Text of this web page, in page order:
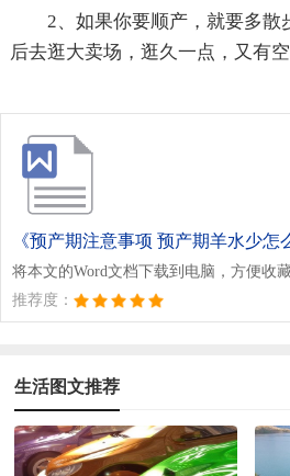
2、如果你要顺产，就要多散
后去逛大卖场，逛久一点，又有空
《预产期注意事项 预产期羊水少怎
将本文的Word文档下载到电脑，方便收
推荐度：
生活图文推荐